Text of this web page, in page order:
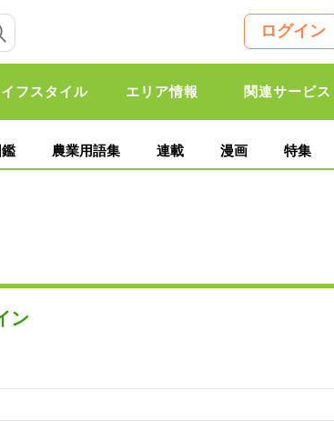
ログイン
フスタイル エリア情報 関連サービス
農業用語集 連載 漫画 特集
ン